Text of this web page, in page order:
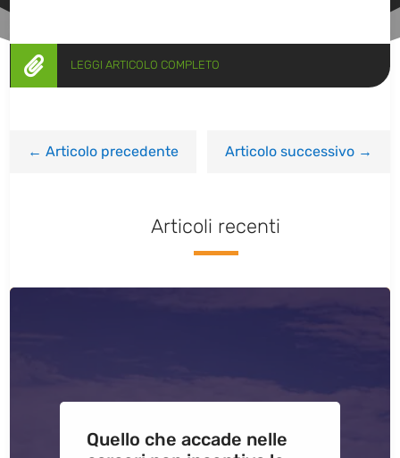
 LEGGI ARTICOLO COMPLETO
←Articolo precedente Articolo successivo→
Articoli recenti
Quello che accade nelle